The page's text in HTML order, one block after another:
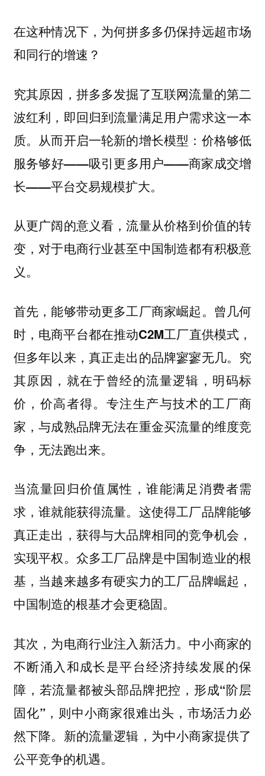
在这种情况下，为何拼多多仍保持远超市场
和同行的增速？
究其原因，拼多多发掘了互联网流量的第二
波红利，即回归到流量满足用户需求这一本
质。从而开启一轮新的增长模型：价格够低
服务够好——吸引更多用户——商家成交增
长——平台交易规模扩大。
从更广阔的意义看，流量从价格到价值的转
变，对于电商行业甚至中国制造都有积极意
义。
首先，能够带动更多工厂商家崛起。曾几何
时，电商平台都在推动C2M工厂直供模式，
但多年以来，真正走出的品牌寥寥无几。究
其原因，就在于曾经的流量逻辑，明码标
价，价高者得。专注生产与技术的工厂商
家，与成熟品牌无法在重金买流量的维度竞
争，无法跑出来。
当流量回归价值属性，谁能满足消费者需
求，谁就能获得流量。这使得工厂品牌能够
真正走出，获得与大品牌相同的竞争机会，
实现平权。众多工厂品牌是中国制造业的根
基，当越来越多有硬实力的工厂品牌崛起，
中国制造的根基才会更稳固。
其次，为电商行业注入新活力。中小商家的
不断涌入和成长是平台经济持续发展的保
障，若流量都被头部品牌把控，形成“阶层
固化”，则中小商家很难出头，市场活力必
然下降。新的流量逻辑，为中小商家提供了
公平竞争的机遇。